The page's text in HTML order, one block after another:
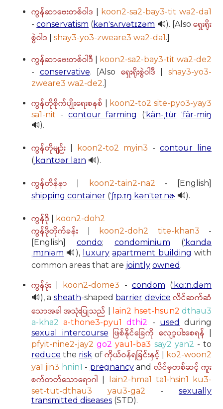
ကွန်ဆာဗေးတစ်ဝါဒ
koon2-sa2-bay3-tit wa2-da1
-conservatism (kənˈsʌrvətɪzəm 🔊). [Alsoရှေးရိုး
စွဲဝါဒ
shay3-yo3-zweare3 wa2-da1.]
ကွန်ဆာဗေးတစ်ဝါဒီ
koon2-sa2-bay3-tit wa2-de2
- conservative. [Also ရှေးရိုးစွဲဝါဒီ |shay3-yo3-
zweare3 wa2-de2.]
ကွန်တိုစိုက်ပျိုးရေးစနစ်
koon2-to2 site-pyo3-yay3
sa1-nit - contour farming (ˈkän-ˌtu̇r ˈfär-miŋ
🔊).
ကွန်တိုမျဉ်း koon2-to2 myin3 - contour line
( ˌkɑntʊər laɪn 🔊).
ကွန်တိန်နာ koon2-tain2-na2 - [English]
shipping container (ˈʃɪp.ɪŋ kənˈteɪ.nɚ 🔊).
ကွန်ဒို koon2-doh2
ကွန်ဒိုတိုက်ခန်း koon2-doh2 tite-khan3 -
[English] condo; condominium (ˈkɑndə
ˌmɪniəm 🔊), luxury apartment building with
common areas that are jointly owned .
ကွန်ဒုံး koon2-dome3 - condom (ˈkɑːn.dəm
🔊), a sheath-shaped barrier device လိင်ဆက်ဆံ
သောအခါ အသုံးပြုသည်
lain2 hset-hsun2 dthau3
a-kha2 a-thone3-pyu1 dthi2 - used
during
sexual intercourse ဖြစ်နိုင်ခြေကို လျော့ပါးစေရန်
pfyit-nine2-jay2 go2 yau1-ba3 say2 yan2 - to
reduce the risk of ကိုယ်ဝန်ရခြင်းနှင့်
ko2-woon2
ya1 jin3 hnin1 - pregnancyand လိင်မှတစ်ဆင့် ကူး
စက်တတ်သောရောဂါ
lain2-hma1 ta1-hsin1 ku3-
set-tut-dthau3 yau3-ga2 -sexually
transmitted diseases (STD).